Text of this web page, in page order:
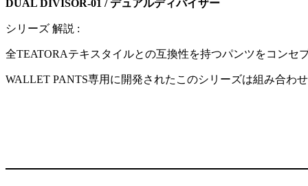
DUAL DIVISOR-01 / デュアルディバイザー
シリーズ 解説 :
全TEATORAテキスタイルとの互換性を持つパンツをコンセ
WALLET PANTS専用に開発されたこのシリーズは組み合わ